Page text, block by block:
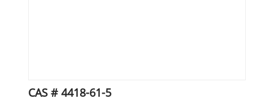
CAS # 4418-61-5